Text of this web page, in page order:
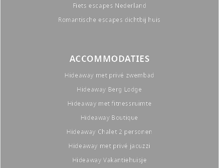
Fiets escapes Nederland
Romantische escapes dichtbij huis
ACCOMMODATIES
Hideaway met privé zwembad
Hideaway Berg Lodge
Hideaway met fitnessruimte
Hideaway Boutique
Hideaway Chalet 2 personen
Hideaway met privé jacuzzi
Hideaway Vakantiehuisje